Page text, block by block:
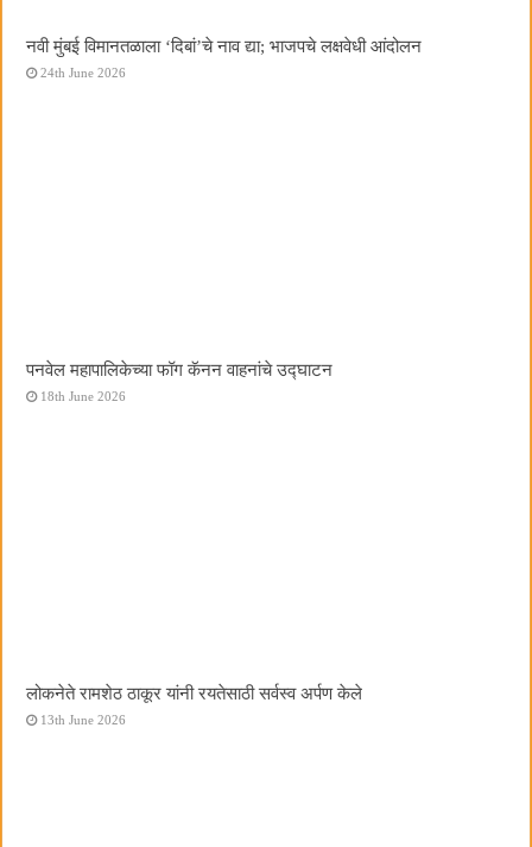
नवी मुंबई विमानतळाला ‌‘दिबां‌’चे नाव द्या; भाजपचे लक्षवेधी आंदोलन
24th June 2026
पनवेल महापालिकेच्या फॉग कॅनन वाहनांचे उद्घाटन
18th June 2026
लोकनेते रामशेठ ठाकूर यांनी रयतेसाठी सर्वस्व अर्पण केले
13th June 2026